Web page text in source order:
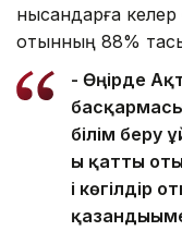
нысандарға келер
отынның 88%
- Өңірде
білім беру
ы қатты
і көгілдір